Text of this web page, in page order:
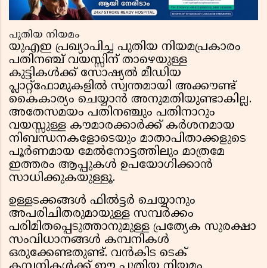
പുതിയ നിയമം
യുഎഇ പ്രഖ്യാപിച്ച പുതിയ നിയമപ്രകാരം
പതിനഞ്ച് വയസ്സിന് താഴെയുള്ള
കുട്ടികൾക്ക് സോഷ്യൽ മീഡിയ
പ്ലാറ്റ്‌ഫോമുകളിൽ സ്വന്തമായി അക്കൗണ്ട്
കൈകാര്യം ചെയ്യാൻ അനുമതിയുണ്ടാകില്ല.
അതേസമയം പതിനഞ്ചും പതിനാറും
വയസ്സുള്ള കൗമാരക്കാർക്ക് കർശനമായ
നിബന്ധനകളോടെയും മാതാപിതാക്കളുടെ
പൂർണമായ മേൽനോട്ടത്തിലും മാത്രമേ
ഇത്തരം ആപ്പുകൾ ഉപയോഗിക്കാൻ
സാധിക്കുകയുള്ളൂ.
ഉള്ളടക്കങ്ങൾ ഫിൽട്ടർ ചെയ്യാനും
അപരിചിതരുമായുള്ള സമ്പർക്കം
പരിമിതപ്പെടുത്താനുമുള്ള പ്രത്യേക സുരക്ഷാ
സംവിധാനങ്ങൾ കമ്പനികൾ
ഒരുക്കേണ്ടതുണ്ട്. വൻകിട ടെക്